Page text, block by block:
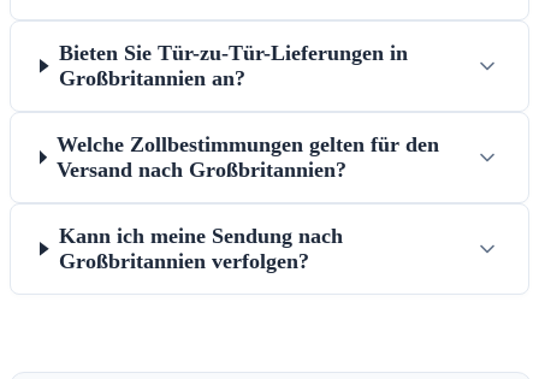
Bieten Sie Tür-zu-Tür-Lieferungen in
Großbritannien an?
Welche Zollbestimmungen gelten für den
Versand nach Großbritannien?
Kann ich meine Sendung nach
Großbritannien verfolgen?